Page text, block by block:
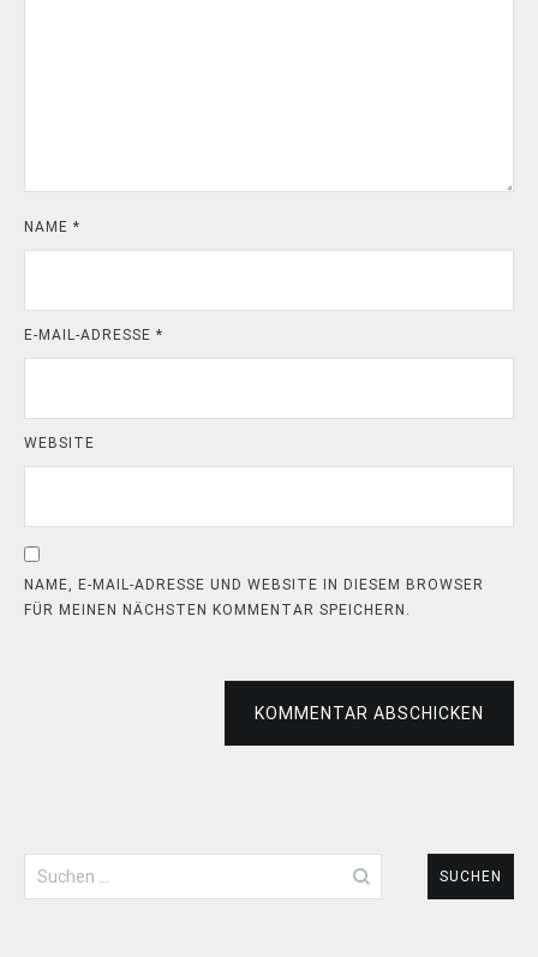
NAME *
E-MAIL-ADRESSE *
WEBSITE
NAME, E-MAIL-ADRESSE UND WEBSITE IN DIESEM BROWSER
FÜR MEINEN NÄCHSTEN KOMMENTAR SPEICHERN.
KOMMENTAR ABSCHICKEN
Suchen
nach: